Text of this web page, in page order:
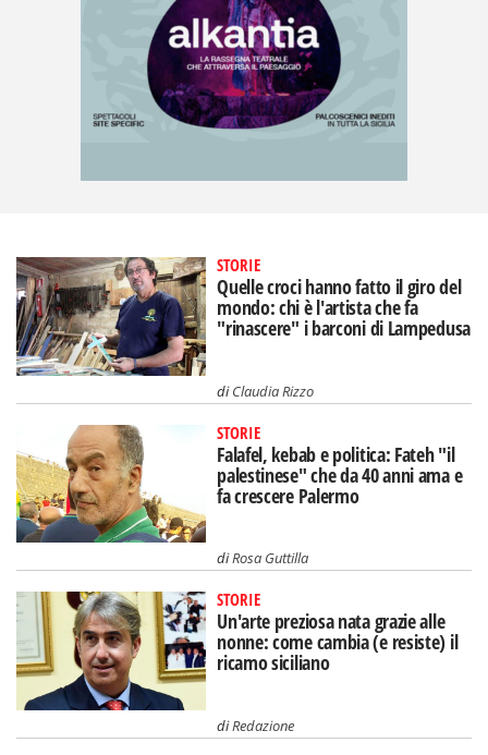
STORIE
Quelle croci hanno fatto il giro del
mondo: chi è l'artista che fa
"rinascere" i barconi di Lampedusa
diClaudia Rizzo
STORIE
Falafel, kebab e politica: Fateh "il
palestinese" che da 40 anni ama e
fa crescere Palermo
diRosa Guttilla
STORIE
Un'arte preziosa nata grazie alle
nonne: come cambia (e resiste) il
ricamo siciliano
diRedazione